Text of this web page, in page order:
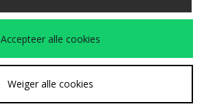
International Ringer
Nu€20,00
Accepteer alle cookies
Weiger alle cookies